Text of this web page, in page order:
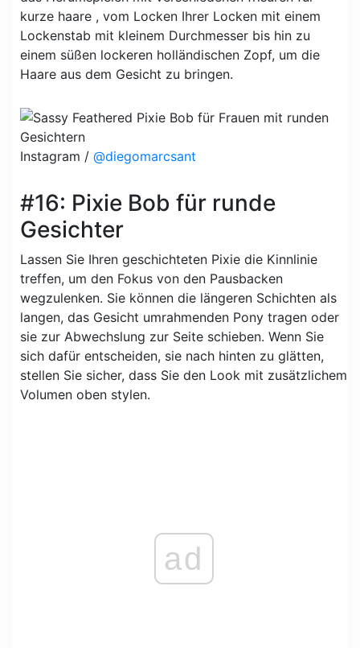
kurze haare , vom Locken Ihrer Locken mit einem
Lockenstab mit kleinem Durchmesser bis hin zu
einem süßen lockeren holländischen Zopf, um die
Haare aus dem Gesicht zu bringen.
Instagram / @diegomarcsant
#16: Pixie Bob für runde
Gesichter
Lassen Sie Ihren geschichteten Pixie die Kinnlinie
treffen, um den Fokus von den Pausbacken
wegzulenken. Sie können die längeren Schichten als
langen, das Gesicht umrahmenden Pony tragen oder
sie zur Abwechslung zur Seite schieben. Wenn Sie
sich dafür entscheiden, sie nach hinten zu glätten,
stellen Sie sicher, dass Sie den Look mit zusätzlichem
Volumen oben stylen.
ad